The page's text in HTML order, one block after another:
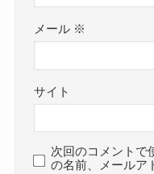
メール ※
サイト
次回のコメントで
の名前、メールア